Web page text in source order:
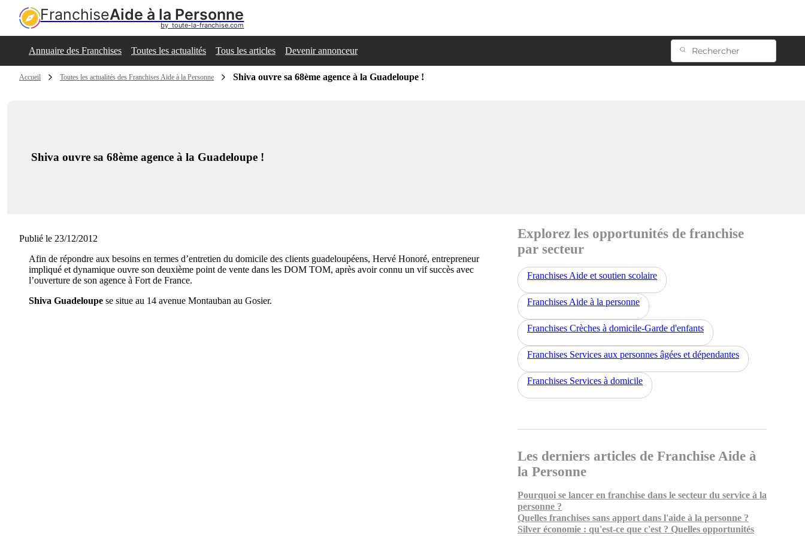
FranchiseAide à la Personne
by  toute-la-franchise.com
Annuaire des Franchises Toutes les actualités Tous les articles Devenir annonceur
Accueil Toutes les actualités des Franchises Aide à la Personne Shiva ouvre sa 68ème agence à la Guadeloupe !
Shiva ouvre sa 68ème agence à la Guadeloupe !
Publié le 23/12/2012
Afin de répondre aux besoins en termes d’entretien du domicile des clients guadeloupéens, Hervé Honoré, entrepreneur
impliqué et dynamique ouvre son deuxième point de vente dans les DOM TOM, après avoir connu un vif succès avec
l’ouverture de son agence à Fort de France.
Shiva Guadeloupe se situe au 14 avenue Montauban au Gosier.
Explorez les opportunités de franchise
par secteur
Franchises Aide et soutien scolaire
Franchises Aide à la personne
Franchises Crèches à domicile-Garde d'enfants
Franchises Services aux personnes âgées et dépendantes
Franchises Services à domicile
Les derniers articles de Franchise Aide à
la Personne
Pourquoi se lancer en franchise dans le secteur du service à la
personne ?
Quelles franchises sans apport dans l'aide à la personne ?
Silver économie : qu'est-ce que c'est ? Quelles opportunités